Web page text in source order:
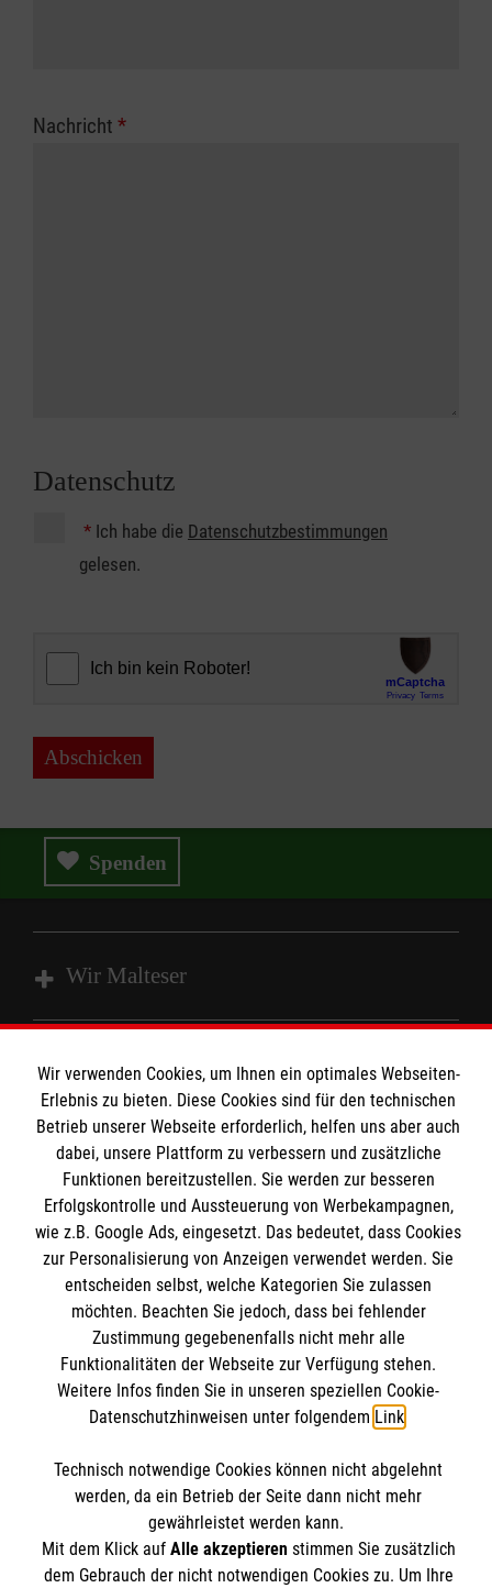
Nachricht *
Datenschutz
* Ich habe die Datenschutzbestimmungen
gelesen.
Abschicken
Spenden
Wir Malteser
Angebote & Leistungen
Kursangebote
Mitarbeiten & Stellenangebote
Wir Malteser
Informationen
Kontakt
Presse und Medien
Transparenz
Impressum
Datenschutz
Malteser online
Malteserorden
Malteser Jugend
Malteser International
Mediathek
Spendenkonto
Empfänger: Malteser Hilfsdienst e.V.
BIC: GENODED 1PA7
Soziale Netzwerke
Der Malteser Hilfsdienst e.V. ist als eingetragene
Wir verwenden Cookies, um Ihnen ein optimales Webseiten-
Erlebnis zu bieten. Diese Cookies sind für den technischen
Betrieb unserer Webseite erforderlich, helfen uns aber auch
dabei, unsere Plattform zu verbessern und zusätzliche
Funktionen bereitzustellen. Sie werden zur besseren
Erfolgskontrolle und Aussteuerung von Werbekampagnen,
wie z.B. Google Ads, eingesetzt. Das bedeutet, dass Cookies
zur Personalisierung von Anzeigen verwendet werden. Sie
entscheiden selbst, welche Kategorien Sie zulassen
möchten. Beachten Sie jedoch, dass bei fehlender
Zustimmung gegebenenfalls nicht mehr alle
Funktionalitäten der Webseite zur Verfügung stehen.
Weitere Infos finden Sie in unseren speziellen Cookie-
Datenschutzhinweisen unter folgendem Link.
Technisch notwendige Cookies können nicht abgelehnt
werden, da ein Betrieb der Seite dann nicht mehr
gewährleistet werden kann.
Mit dem Klick auf Alle akzeptierenstimmen Sie zusätzlich
dem Gebrauch der nicht notwendigen Cookies zu. Um Ihre